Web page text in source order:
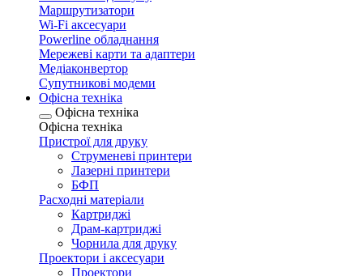
Маршрутизатори
Wi-Fi аксесуари
Рowerline обладнання
Мережеві карти та адаптери
Медіаконвертор
Супутникові модеми
Офісна техніка
Офісна техніка
Офісна техніка
Пристрої для друку
Струменеві принтери
Лазерні принтери
БФП
Расходні матеріали
Картриджі
Драм-картриджі
Чорнила для друку
Проектори і аксесуари
Проектори